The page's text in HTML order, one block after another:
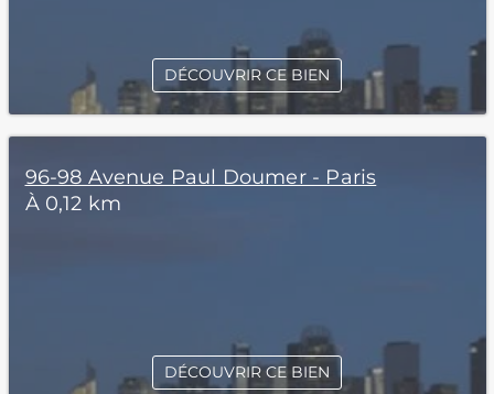
DÉCOUVRIR CE BIEN
96-98 Avenue Paul Doumer - Paris
À 0,12 km
DÉCOUVRIR CE BIEN